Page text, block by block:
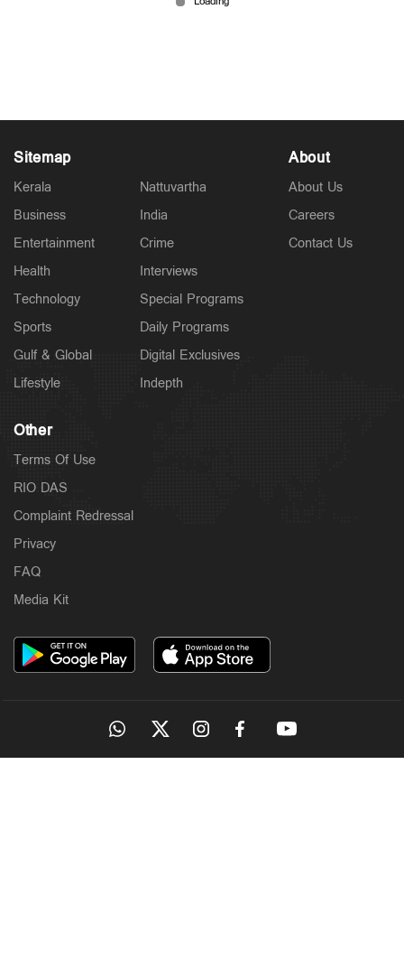
പി.എം.ശ്രീയില്‍ മലക്കം മറിഞ്ഞ് മന്ത്രിമാര്‍;
Sitemap
Kerala
Business
Entertainment
Health
Technology
Sports
Gulf & Global
Lifestyle
Nattuvartha
India
Crime
Interviews
Special Programs
Daily Programs
Digital Exclusives
Indepth
About
About Us
Careers
Contact Us
Other
Terms Of Use
RIO DAS
Complaint Redressal
Privacy
FAQ
Media Kit